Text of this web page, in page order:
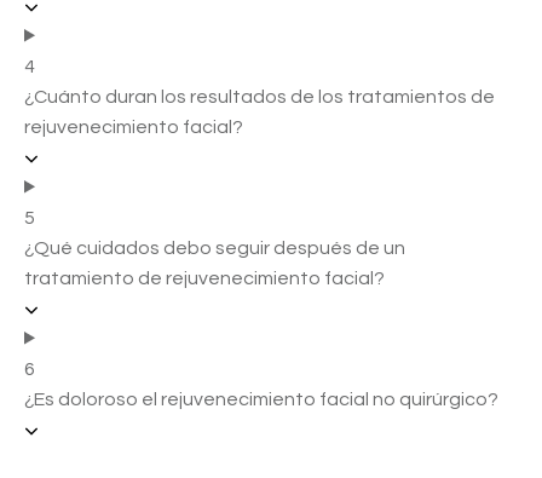
4
¿Cuánto duran los resultados de los tratamientos de
rejuvenecimiento facial?
5
¿Qué cuidados debo seguir después de un
tratamiento de rejuvenecimiento facial?
6
¿Es doloroso el rejuvenecimiento facial no quirúrgico?